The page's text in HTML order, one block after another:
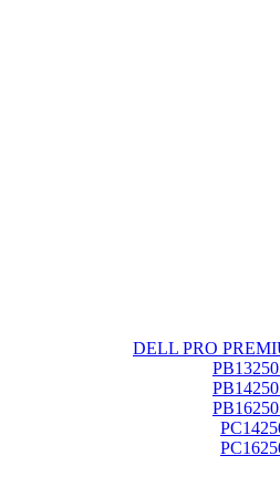
DELL PRO